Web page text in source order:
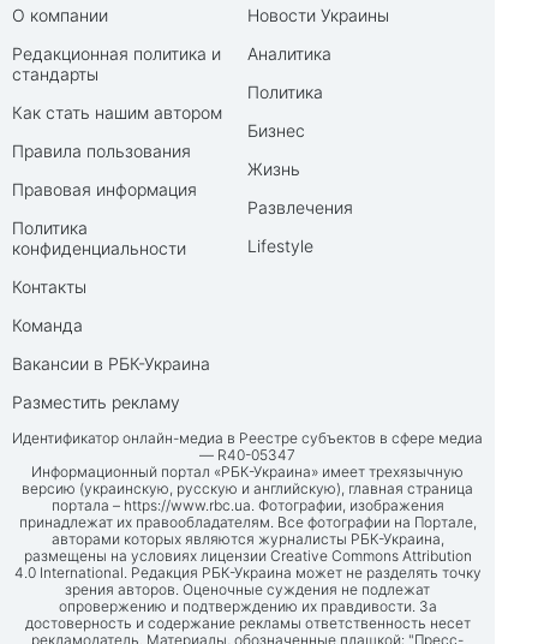
О компании
Редакционная политика и
стандарты
Как стать нашим автором
Правила пользования
Правовая информация
Политика
конфиденциальности
Контакты
Команда
Вакансии в РБК-Украина
Разместить рекламу
Новости Украины
Аналитика
Политика
Бизнес
Жизнь
Развлечения
Lifestyle
Идентификатор онлайн-медиа в Реестре субъектов в сфере медиа
— R40-05347
Информационный портал «РБК-Украина» имеет трехязычную
версию (украинскую, русскую и английскую), главная страница
портала – https://www.rbc.ua. Фотографии, изображения
принадлежат их правообладателям. Все фотографии на Портале,
авторами которых являются журналисты РБК-Украина,
размещены на условиях лицензии Creative Commons Attribution
4.0 International. Редакция РБК-Украина может не разделять точку
зрения авторов. Оценочные суждения не подлежат
опровержению и подтверждению их правдивости. За
достоверность и содержание рекламы ответственность несет
рекламодатель. Материалы, обозначенные плашкой: "Пресс-